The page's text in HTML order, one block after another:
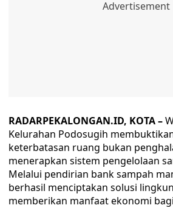
RADARPEKALONGAN.ID, KOTA –
Kelurahan Podosugih
keterbatasan ruang bukan
menerapkan sistem pengelolaan
Melalui pendirian bank sampah
berhasil menciptakan solusi
memberikan manfaat ekonomi